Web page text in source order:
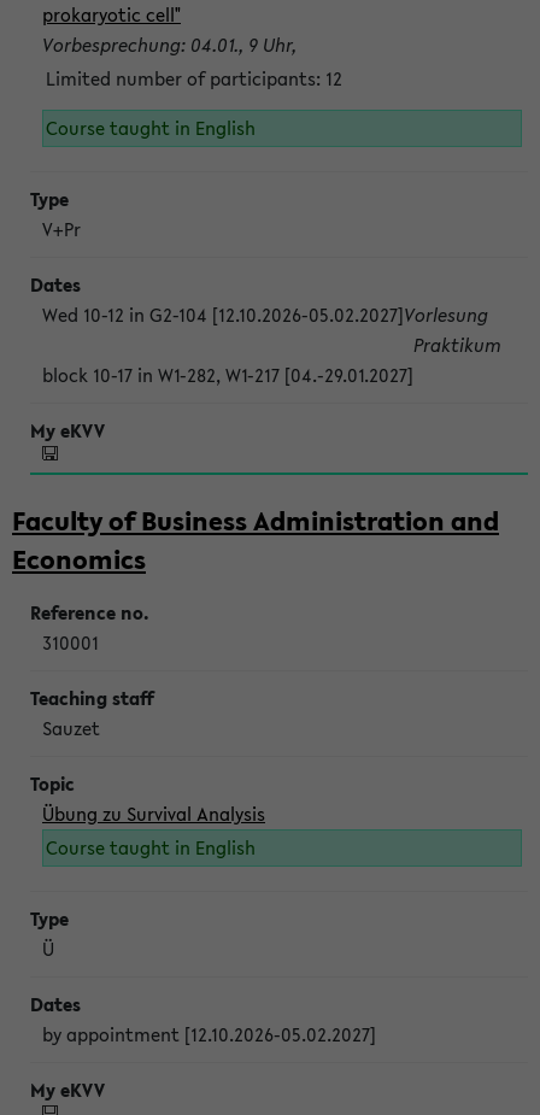
prokaryotic cell"
Vorbesprechung: 04.01., 9 Uhr,
Limited number of participants: 12
Course taught in English
V+Pr
Wed 10-12 in G2-104 [12.10.2026-05.02.2027]Vorlesung
block 10-17 in W1-282, W1-217 [04.-29.01.2027]
Praktikum
Faculty of Business Administration and
Economics
310001
Sauzet
Übung zu Survival Analysis
Course taught in English
Ü
by appointment [12.10.2026-05.02.2027]